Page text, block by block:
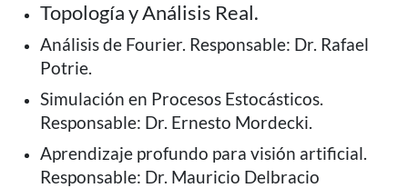
Topología y Análisis Real.
Análisis de Fourier. Responsable: Dr. Rafael
Potrie.
Simulación en Procesos Estocásticos.
Responsable: Dr. Ernesto Mordecki.
Aprendizaje profundo para visión artificial.
Responsable: Dr. Mauricio Delbracio